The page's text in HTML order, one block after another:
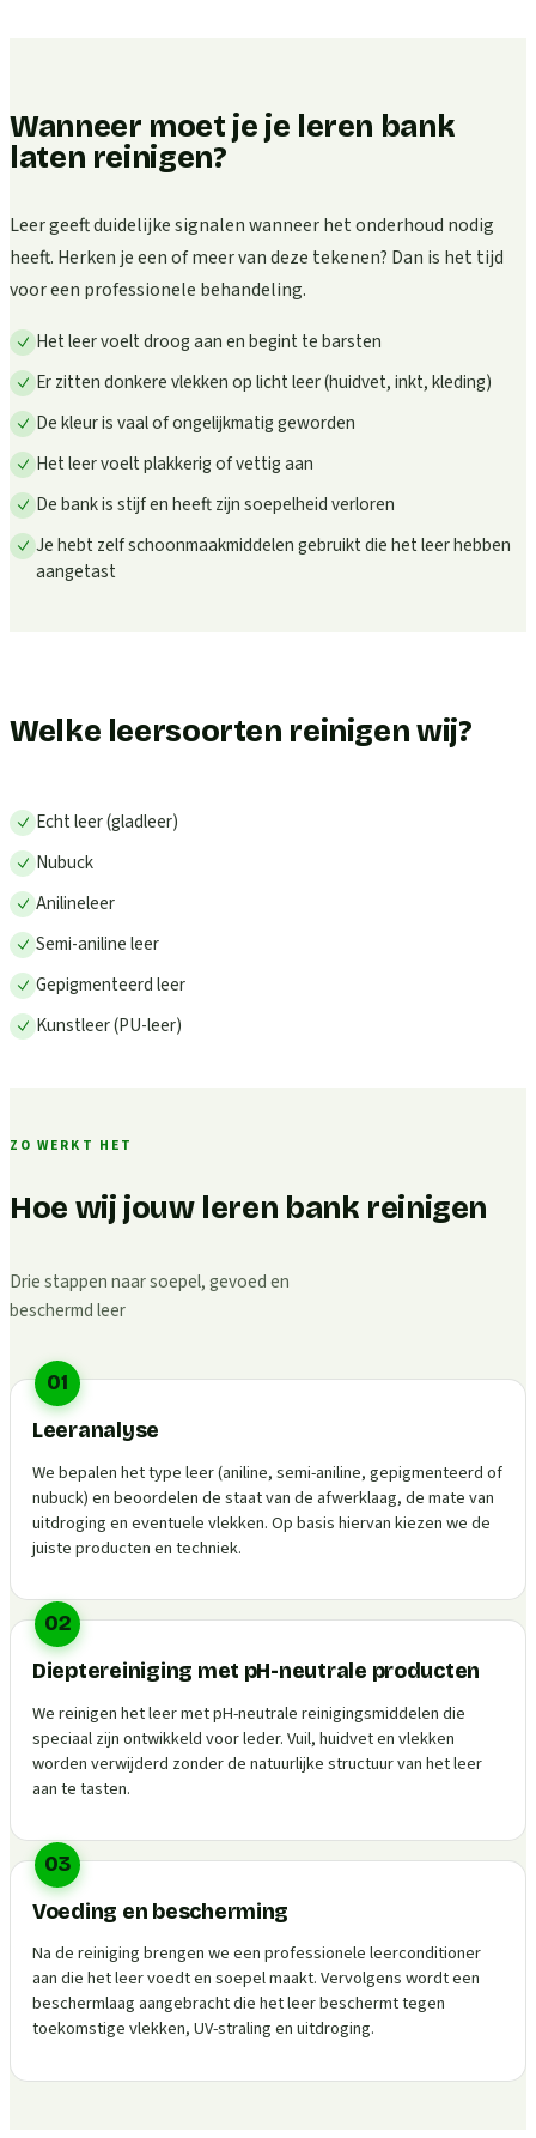
Wanneer moet je je leren bank
laten reinigen?
Leer geeft duidelijke signalen wanneer het onderhoud nodig
heeft. Herken je een of meer van deze tekenen? Dan is het tijd
voor een professionele behandeling.
Het leer voelt droog aan en begint te barsten
Er zitten donkere vlekken op licht leer (huidvet, inkt, kleding)
De kleur is vaal of ongelijkmatig geworden
Het leer voelt plakkerig of vettig aan
De bank is stijf en heeft zijn soepelheid verloren
Je hebt zelf schoonmaakmiddelen gebruikt die het leer hebben
aangetast
Welke leersoorten reinigen wij?
Echt leer (gladleer)
Nubuck
Anilineleer
Semi-aniline leer
Gepigmenteerd leer
Kunstleer (PU-leer)
ZO WERKT HET
Hoe wij jouw leren bank reinigen
Drie stappen naar soepel, gevoed en
beschermd leer
01
Leeranalyse
We bepalen het type leer (aniline, semi-aniline, gepigmenteerd of
nubuck) en beoordelen de staat van de afwerklaag, de mate van
uitdroging en eventuele vlekken. Op basis hiervan kiezen we de
juiste producten en techniek.
02
Dieptereiniging met pH-neutrale producten
We reinigen het leer met pH-neutrale reinigingsmiddelen die
speciaal zijn ontwikkeld voor leder. Vuil, huidvet en vlekken
worden verwijderd zonder de natuurlijke structuur van het leer
aan te tasten.
03
Voeding en bescherming
Na de reiniging brengen we een professionele leerconditioner
aan die het leer voedt en soepel maakt. Vervolgens wordt een
beschermlaag aangebracht die het leer beschermt tegen
toekomstige vlekken, UV-straling en uitdroging.